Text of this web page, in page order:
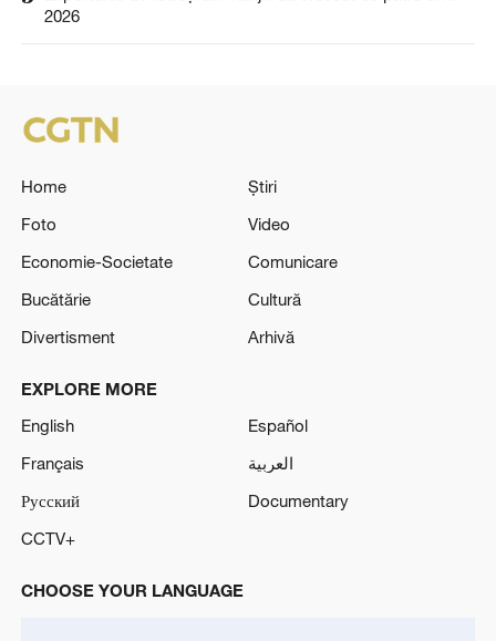
2026
Home
Știri
Foto
Video
Economie-Societate
Comunicare
Bucătărie
Cultură
Divertisment
Arhivă
EXPLORE MORE
English
Español
Français
العربية
Русский
Documentary
CCTV+
CHOOSE YOUR LANGUAGE